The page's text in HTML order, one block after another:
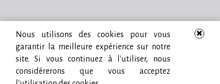
Nous utilisons des cookies pour vous
garantir la meilleure expérience sur notre
site. Si vous continuez à l'utiliser, nous
considérerons que vous acceptez